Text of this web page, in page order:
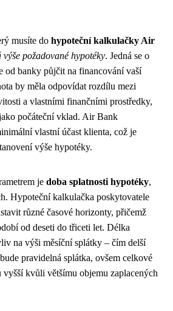
musíte do hypoteční kalkulačky Air
výše požadované hypotéky. Jedná se o
od banky půjčit na financování vaší
by měla odpovídat rozdílu mezi
a vlastními finančními prostředky,
počáteční vklad. Air Bank
vlastní účast klienta, což je
výše hypotéky.
je doba splatnosti hypotéky,
Hypoteční kalkulačka poskytovatele
různé časové horizonty, přičemž
od deseti do třiceti let. Délka
na výši měsíční splátky – čím delší
pravidelná splátka, ovšem celkové
vyšší kvůli většímu objemu zaplacených